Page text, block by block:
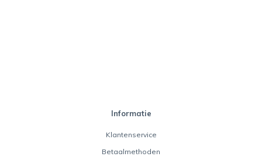
Informatie
Klantenservice
Betaalmethoden